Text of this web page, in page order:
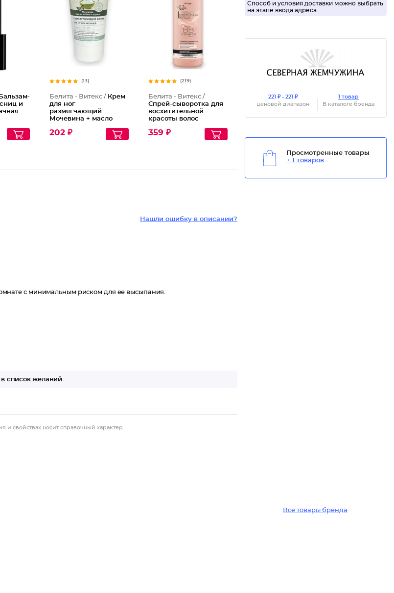
Бальзам-
и
(13)
Белита - Витекс / Крем
для ног
размягчающий
Мочевина + масло
сухих мозолей Рецепт
202 ₽
(219)
Белита - Витекс /
Спрей-сыворотка для
восхитительной
красоты волос
эффектов
Совершенные Волосы
359 ₽
Нашли ошибку в описании?
с минимальным риском для ее высыпания.
список желаний
и свойствах носит справочный характер.
Способ и условия доставки можно выбрать
на этапе ввода адреса
221 ₽ - 221 ₽
ценовой диапазон
1 товар
В каталоге бренда
Просмотренные товары
+ 1 товаров
Все товары бренда